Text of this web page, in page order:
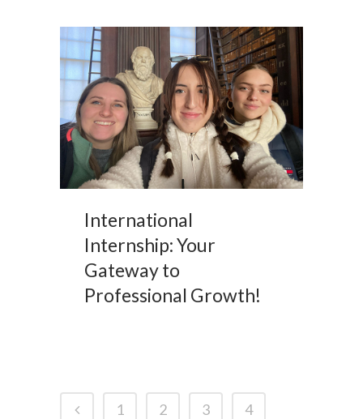
International
Internship: Your
Gateway to
Professional Growth!
1 2 3
4